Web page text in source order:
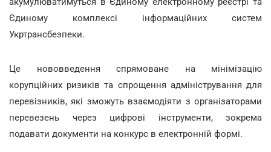
Єдиному комплексі інформаційних систем
Укртрансбезпеки.
Це нововведення спрямоване на мінімізацію
корупційних ризиків та спрощення адміністрування для
перевізників, які зможуть взаємодіяти з організаторами
перевезень через цифрові інструменти, зокрема
подавати документи на конкурс в електронній формі.